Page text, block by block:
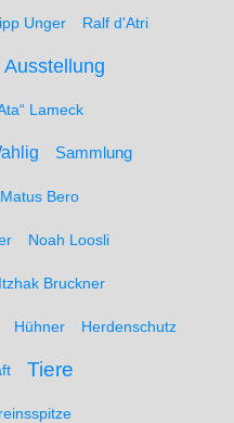
Unger Ralf d'Atri
Ausstellung
Lameck
Sammlung
Matus Bero
Noah Loosli
Bruckner
Hühner Herdenschutz
Tiere